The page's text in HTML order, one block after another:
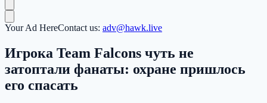
Your Ad HereContact us: adv@hawk.live
Игрока Team Falcons чуть не
затоптали фанаты: охране пришлось
его спасать